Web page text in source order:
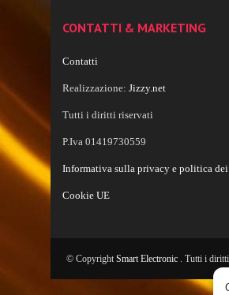
CONTATTI & MARKETING
Contatti
Realizzazione: Jizzy.net
Tutti i diritti riservati
P.Iva 01419730559
Informativa sulla privacy e politica
Cookie UE
© Copyright Smart Electronic . Tutti i